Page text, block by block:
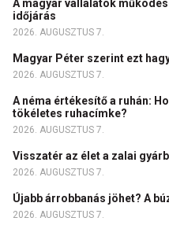
A magyar vállalatok
időjárás
2026. AUGUSZTUS 7.
Magyar Péter szerint ezt
2026. AUGUSZTUS 7.
A néma értékesítő a ruhán:
tökéletes ruhacímke?
2026. AUGUSZTUS 7.
Visszatér az élet a zalai
2026. AUGUSZTUS 7.
Újabb árrobbanás jöhet? A
2026. AUGUSZTUS 7.